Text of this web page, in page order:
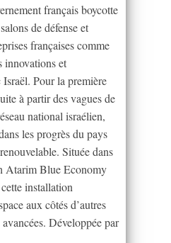
français boycotte
de défense et
françaises comme
innovations et
Israël. Pour la première
à partir des vagues de
national israélien,
les progrès du pays
Située dans
Atarim Blue Economy
installation
aux côtés d’autres
Développée par